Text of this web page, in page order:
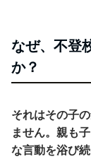
なぜ、不登
か？
それはその子
ません。親も
な言動を浴び